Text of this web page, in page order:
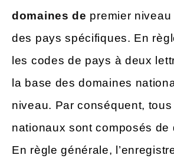
domaines de premier
des pays spécifiques. En
les codes de pays à deux
la base des domaines
niveau. Par conséquent,
nationaux sont composés de
En règle générale,